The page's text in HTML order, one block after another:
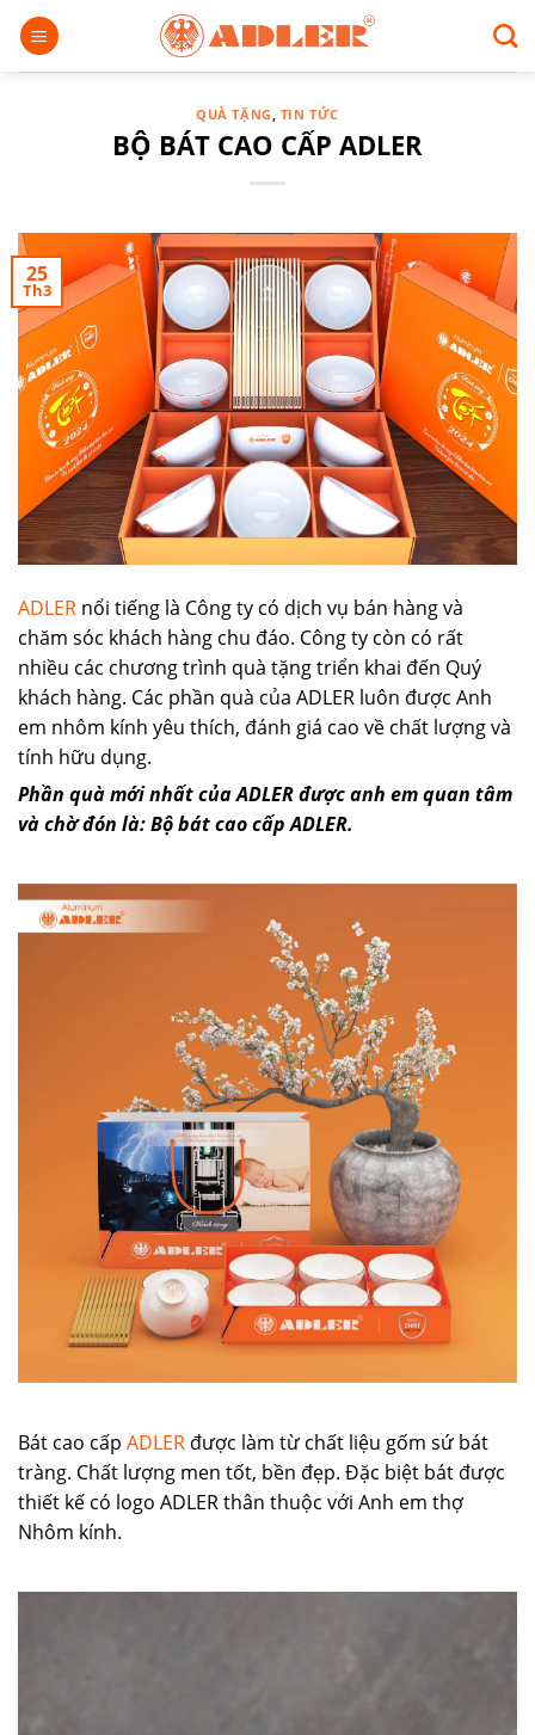
Chuyển
đến
nội
QUÀ TẶNG, TIN TỨC
BỘ BÁT CAO CẤP ADLER
25
Th3
ADLER nổi tiếng là Công ty có dịch vụ bán hàng và
chăm sóc khách hàng chu đáo. Công ty còn có rất
nhiều các chương trình quà tặng triển khai đến Quý
khách hàng. Các phần quà của ADLER luôn được Anh
em nhôm kính yêu thích, đánh giá cao về chất lượng và
tính hữu dụng.
Phần quà mới nhất của ADLER được anh em quan tâm
và chờ đón là: Bộ bát cao cấp ADLER.
Bát cao cấp ADLER được làm từ chất liệu gốm sứ bát
tràng. Chất lượng men tốt, bền đẹp. Đặc biệt bát được
thiết kế có logo ADLER thân thuộc với Anh em thợ
Nhôm kính.